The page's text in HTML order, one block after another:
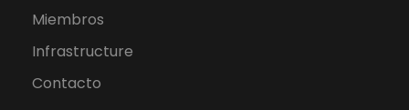
Miembros
Infrastructure
Contacto